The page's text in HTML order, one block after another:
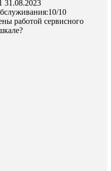
31.08.2023
10
работой сервисного